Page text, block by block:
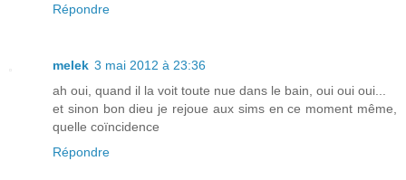
Répondre
melek 3 mai 2012 à 23:36
ah oui, quand il la voit toute nue dans le bain, oui oui oui...
et sinon bon dieu je rejoue aux sims en ce moment même,
quelle coïncidence
Répondre